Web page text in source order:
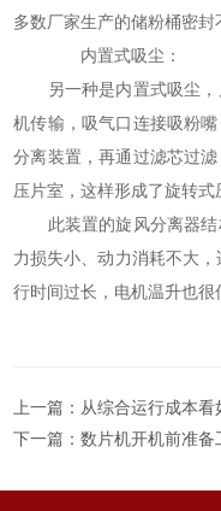
多数厂家生产的储粉桶密封
内置式吸尘：
另一种是内置式吸尘，
机传输，吸气口连接吸粉
分离装置，再通过滤芯过
压片室，这样形成了旋转式
此装置的旋风分离器结
力损失小、动力消耗不大
行时间过长，电机温升也很
上一篇： 从综合运行成本
下一篇：数片机开机前准备